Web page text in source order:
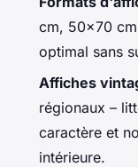
cm, 50x70
optimal sans
Affiches
régionaux –
caractère et
intérieure.